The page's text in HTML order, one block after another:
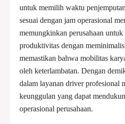
untuk memilih waktu
sesuai dengan jam operasional
memungkinkan perusahaan
produktivitas dengan
memastikan bahwa mobilitas
oleh keterlambatan. Dengan
dalam layanan driver profesional
keunggulan yang dapat
operasional perusahaan.